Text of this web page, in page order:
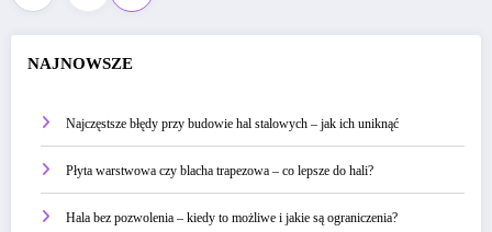
NAJNOWSZE
Najczęstsze błędy przy budowie hal stalowych – jak ich uniknąć
Płyta warstwowa czy blacha trapezowa – co lepsze do hali?
Hala bez pozwolenia – kiedy to możliwe i jakie są ograniczenia?
wpisów